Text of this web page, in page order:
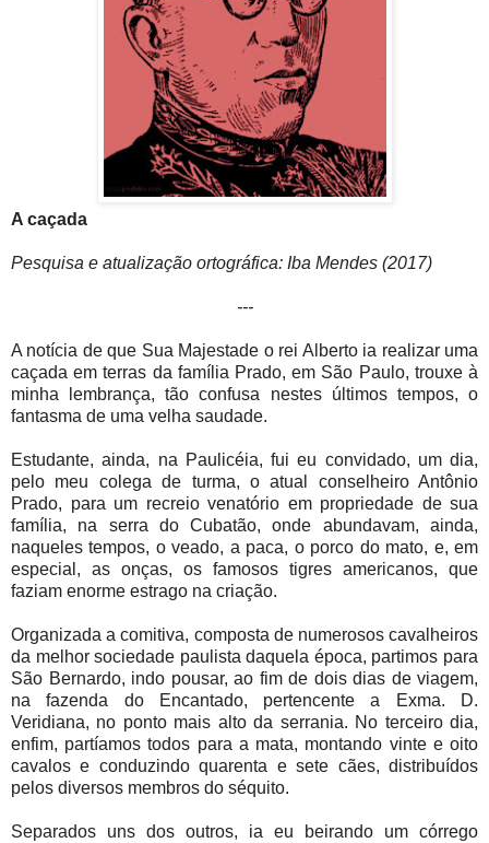
A caçada
Pesquisa e atualização ortográfica: Iba Mendes (2017)
---
A notícia de que Sua Majestade o rei Alberto ia realizar uma
caçada em terras da família Prado, em São Paulo, trouxe à
minha lembrança, tão confusa nestes últimos tempos, o
fantasma de uma velha saudade.
Estudante, ainda, na Paulicéia, fui eu convidado, um dia,
pelo meu colega de turma, o atual conselheiro Antônio
Prado, para um recreio venatório em propriedade de sua
família, na serra do Cubatão, onde abundavam, ainda,
naqueles tempos, o veado, a paca, o porco do mato, e, em
especial, as onças, os famosos tigres americanos, que
faziam enorme estrago na criação.
Organizada a comitiva, composta de numerosos cavalheiros
da melhor sociedade paulista daquela época, partimos para
São Bernardo, indo pousar, ao fim de dois dias de viagem,
na fazenda do Encantado, pertencente a Exma. D.
Veridiana, no ponto mais alto da serrania. No terceiro dia,
enfim, partíamos todos para a mata, montando vinte e oito
cavalos e conduzindo quarenta e sete cães, distribuídos
pelos diversos membros do séquito.
Separados uns dos outros, ia eu beirando um córrego